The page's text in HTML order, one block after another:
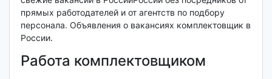
прямых работодателей и от агентств по подбору
персонала. Объявления о вакансиях комплектовщик в
России.
Работа комплектовщиком